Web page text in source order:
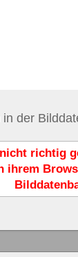
der
richtig
ihrem